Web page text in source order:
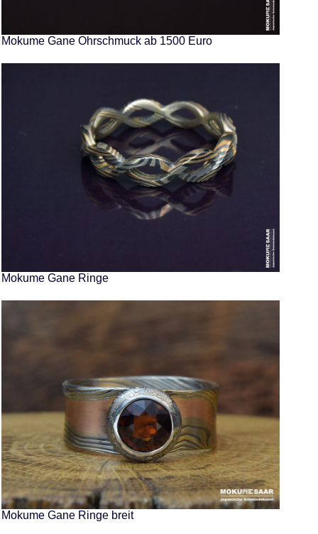
Mokume Gane Ohrschmuck ab 1500 Euro
Mokume Gane Ringe
Mokume Gane Ringe breit